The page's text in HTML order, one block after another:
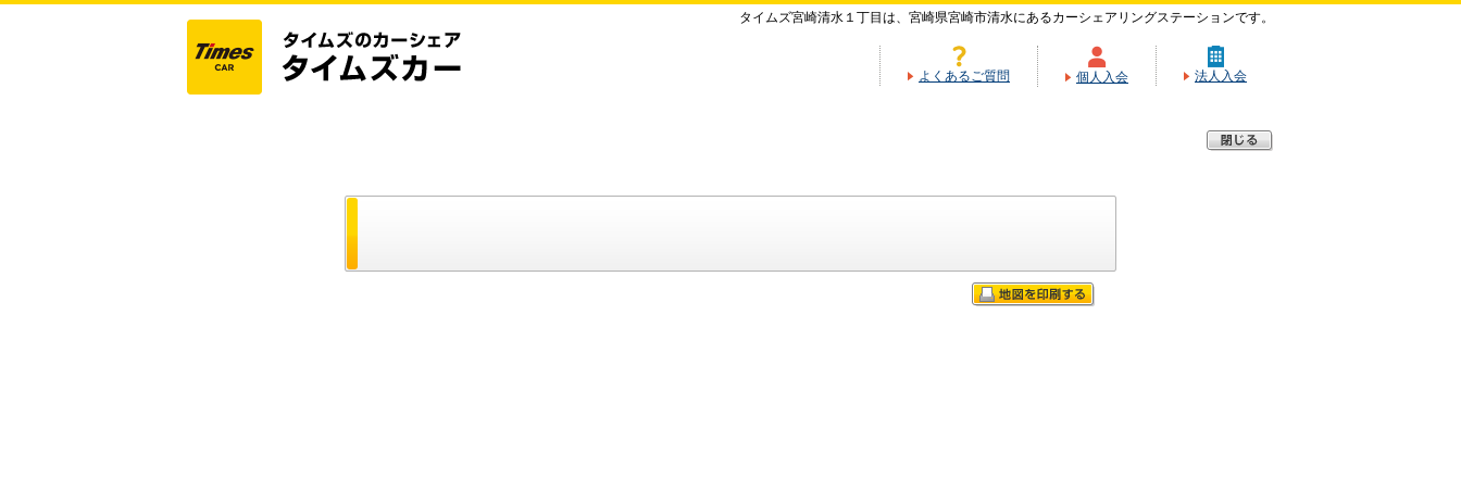
タイムズ宮崎清水１丁目は、宮崎県宮崎市清水にあるカーシェアリングステーションです。
よくあるご質問 個人入会 法人入会